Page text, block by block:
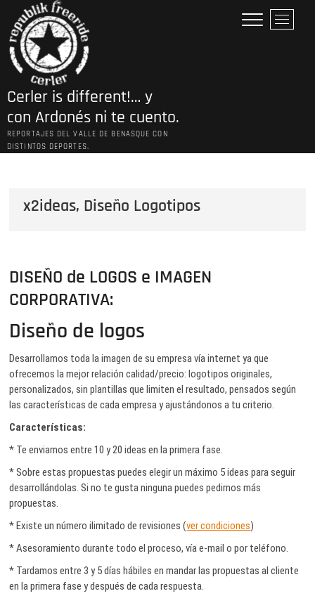
contenido
Cerler is different!… y
con Ardonés ni te cuento.
REPORTAJES DEL VALLE DE BENASQUE CON
DISTINTOS DEPORTES.
B
o
e
x2ideas, Diseño Logotipos
DISEÑO de LOGOS e IMAGEN
CORPORATIVA:
Diseño de logos
Desarrollamos toda la imagen de su empresa vía internet ya que
ofrecemos la mejor relación calidad/precio: logotipos originales,
personalizados, sin plantillas que limiten el resultado, pensados según
las características de cada empresa y ajustándonos a tu criterio.
Características:
* Te enviamos entre 10 y 20 ideas en la primera fase.
* Sobre estas propuestas puedes elegir un máximo 5 ideas para seguir
desarrollándolas. Si no te gusta ninguna puedes pedirnos más
propuestas.
* Existe un número ilimitado de revisiones (ver condiciones)
* Asesoramiento durante todo el proceso, vía e-mail o por teléfono.
* Tardamos entre 3 y 5 días hábiles en mandar las propuestas al cliente
en la primera fase y después de cada respuesta.